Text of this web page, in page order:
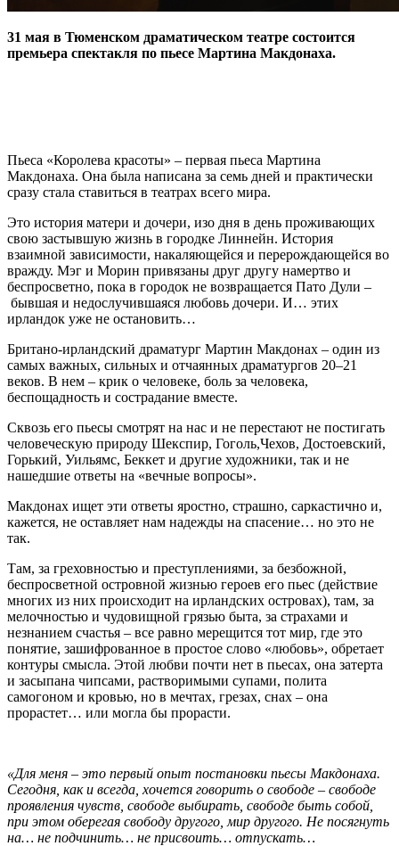
31 мая в Тюменском драматическом театре состоится
премьера спектакля по пьесе Мартина Макдонаха.
Пьеса «Королева красоты» – первая пьеса Мартина
Макдонаха. Она была написана за семь дней и практически
сразу стала ставиться в театрах всего мира.
Это история матери и дочери, изо дня в день проживающих
свою застывшую жизнь в городке Линнейн. История
взаимной зависимости, накаляющейся и перерождающейся во
вражду. Мэг и Морин привязаны друг другу намертво и
беспросветно, пока в городок не возвращается Пато Дули –
бывшая и недослучившаяся любовь дочери. И… этих
ирландок уже не остановить…
Британо-ирландский драматург Мартин Макдонах – один из
самых важных, сильных и отчаянных драматургов 20–21
веков. В нем – крик о человеке, боль за человека,
беспощадность и сострадание вместе.
Сквозь его пьесы смотрят на нас и не перестают не постигать
человеческую природу Шекспир, Гоголь,Чехов, Достоевский,
Горький, Уильямс, Беккет и другие художники, так и не
нашедшие ответы на «вечные вопросы».
Макдонах ищет эти ответы яростно, страшно, саркастично и,
кажется, не оставляет нам надежды на спасение… но это не
так.
Там, за греховностью и преступлениями, за безбожной,
беспросветной островной жизнью героев его пьес (действие
многих из них происходит на ирландских островах), там, за
мелочностью и чудовищной грязью быта, за страхами и
незнанием счастья – все равно мерещится тот мир, где это
понятие, зашифрованное в простое слово «любовь», обретает
контуры смысла. Этой любви почти нет в пьесах, она затерта
и засыпана чипсами, растворимыми супами, полита
самогоном и кровью, но в мечтах, грезах, снах – она
прорастет… или могла бы прорасти.
«Для меня – это первый опыт постановки пьесы Макдонаха.
Сегодня, как и всегда, хочется говорить о свободе – свободе
проявления чувств, свободе выбирать, свободе быть собой,
при этом оберегая свободу другого, мир другого. Не посягнуть
на… не подчинить… не присвоить… отпускать…